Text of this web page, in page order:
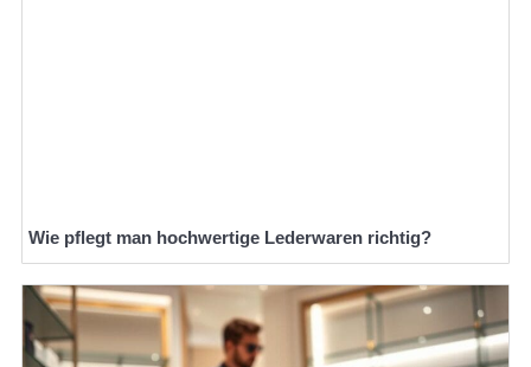
Wie pflegt man hochwertige Lederwaren richtig?